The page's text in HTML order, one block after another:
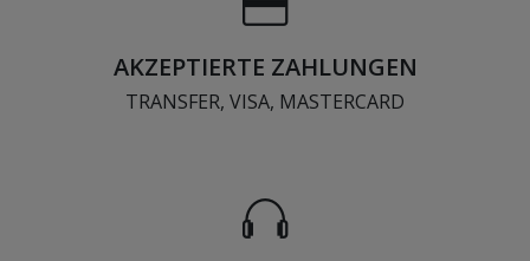
AKZEPTIERTE ZAHLUNGEN
TRANSFER, VISA, MASTERCARD